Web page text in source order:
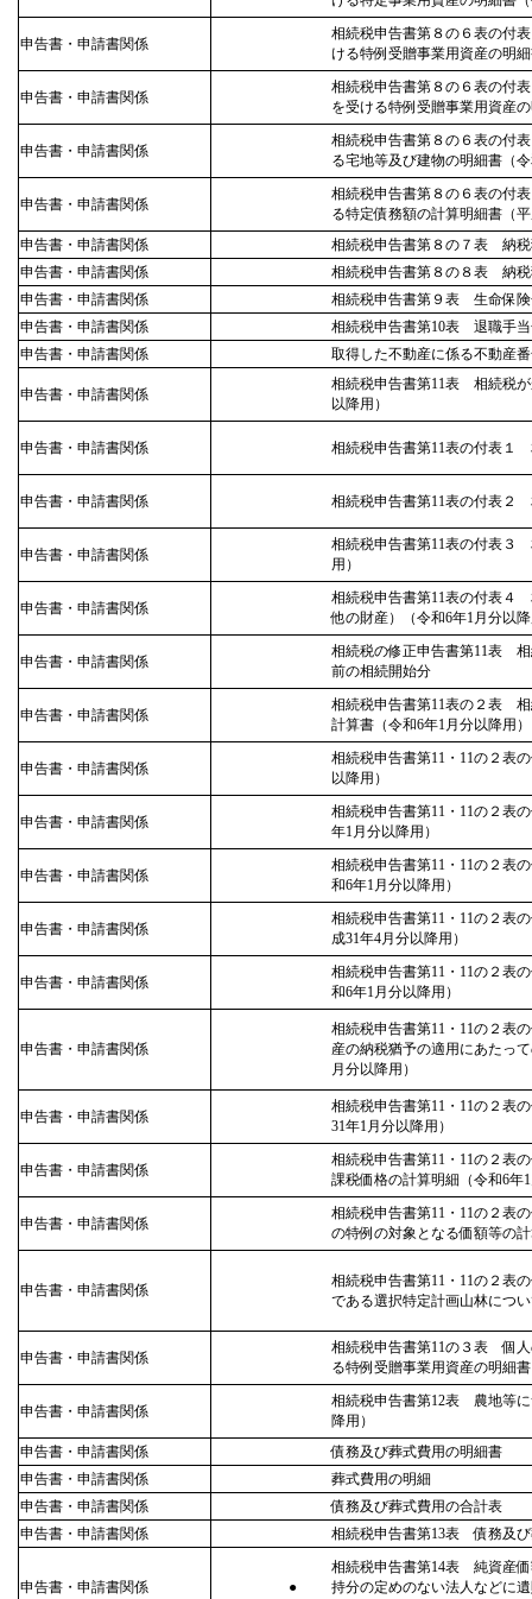
申告書・申請書関係
相続税申告書第８の６表の付
ける特例受贈事業用資産の明
申告書・申請書関係
相続税申告書第８の６表の付
を受ける特例受贈事業用資産
申告書・申請書関係
相続税申告書第８の６表の付
る宅地等及び建物の明細書（
申告書・申請書関係
相続税申告書第８の６表の付
る特定債務額の計算明細書（
申告書・申請書関係
相続税申告書第８の７表 納税
申告書・申請書関係
相続税申告書第８の８表 納税
申告書・申請書関係
相続税申告書第９表 生命保険
申告書・申請書関係
相続税申告書第10表 退職手
申告書・申請書関係
取得した不動産に係る不動産
申告書・申請書関係
相続税申告書第11表 相続税が
以降用）
申告書・申請書関係 相続税申告書第11表の付表１
申告書・申請書関係 相続税申告書第11表の付表２
申告書・申請書関係
相続税申告書第11表の付表３
用）
申告書・申請書関係
相続税申告書第11表の付表４
他の財産）（令和6年1月分以
申告書・申請書関係
相続税の修正申告書第11表 相
前の相続開始分
申告書・申請書関係
相続税申告書第11表の２表 相
計算書（令和6年1月分以降用）
申告書・申請書関係
相続税申告書第11・11の２表
以降用）
申告書・申請書関係
相続税申告書第11・11の２表
年1月分以降用）
申告書・申請書関係
相続税申告書第11・11の２表
和6年1月分以降用）
申告書・申請書関係
相続税申告書第11・11の２表
成31年4月分以降用）
申告書・申請書関係
相続税申告書第11・11の２表
和6年1月分以降用）
申告書・申請書関係
相続税申告書第11・11の２表
産の納税猶予の適用にあたっ
月分以降用）
申告書・申請書関係
相続税申告書第11・11の２表
31年1月分以降用）
申告書・申請書関係
相続税申告書第11・11の２表
課税価格の計算明細（令和6年
申告書・申請書関係
相続税申告書第11・11の２表
の特例の対象となる価額等の
申告書・申請書関係
相続税申告書第11・11の２表
である選択特定計画山林につ
申告書・申請書関係
相続税申告書第11の３表 個人
る特例受贈事業用資産の明細
申告書・申請書関係
相続税申告書第12表 農地等に
降用）
申告書・申請書関係
債務及び葬式費用の明細書
申告書・申請書関係
葬式費用の明細
申告書・申請書関係
債務及び葬式費用の合計表
申告書・申請書関係
相続税申告書第13表 債務及
申告書・申請書関係 ●
相続税申告書第14表 純資産価
持分の定めのない法人などに